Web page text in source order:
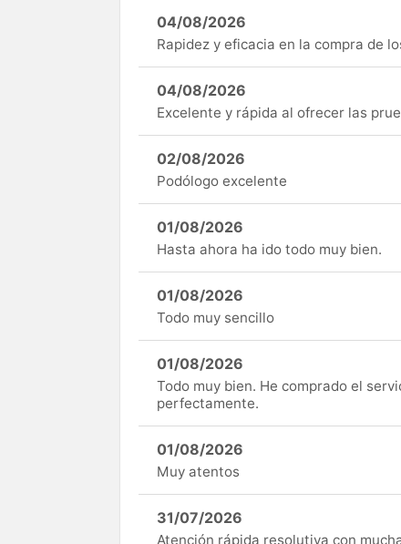
04/08/2026
Rapidez y eficacia en la compra de
04/08/2026
Excelente y rápida al ofrecer las
02/08/2026
Podólogo excelente
01/08/2026
Hasta ahora ha ido todo muy bien.
01/08/2026
Todo muy sencillo
01/08/2026
Todo muy bien. He comprado el
perfectamente.
01/08/2026
Muy atentos
31/07/2026
Atención rápida resolutiva con